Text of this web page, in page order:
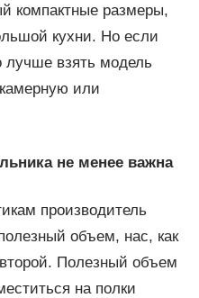
компактные размеры,
кухни. Но если
лучше взять модель
или
не менее важна
производитель
объем, нас, как
Полезный объем
на полки